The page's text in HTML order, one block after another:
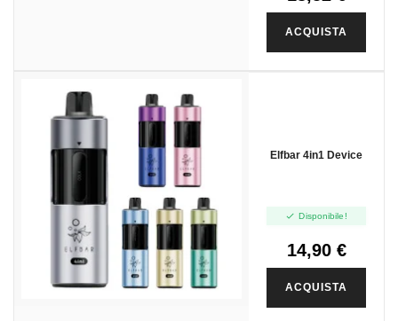
ACQUISTA
Elfbar 4in1 Device
 Disponibile!
14,90 €
ACQUISTA